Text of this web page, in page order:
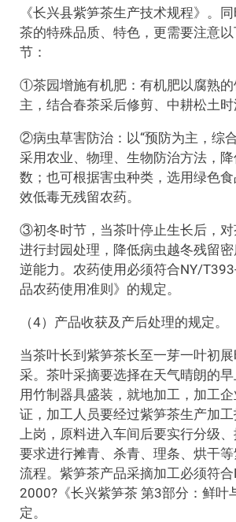
《长兴县紫笋茶生产技术规程》。
茶的特殊品质、特色，更需要注意
节：
①茶园增施有机肥：有机肥以腐熟的
主，结合春茶采后修剪、中耕松土时
②病虫草害防治：以“预防为主，综
采用农业、物理、生物防治方法，
数；也可根据害虫种类，选用绿色
效低毒无残留农药。
③初冬时节，当茶叶停止生长后，对
进行封园处理，降低病虫越冬残留
逆能力。农药使用必须符合NY/
品农药使用准则》的规定。
（4）产品收获及产后处理的规定。
当茶叶长到紫笋茶长至一芽一叶初
采。茶叶采摘要选择在天气晴朗的
用竹制器具盛装，就地加工，加工
证，加工人员要经过紫笋茶生产加
上岗，原料进入车间后要实行分级
要求进行摊青、杀青、理条、烘干
流程。紫笋茶产品采摘加工必须符
2000?《长兴紫笋茶 第3部分：鲜叶
定。